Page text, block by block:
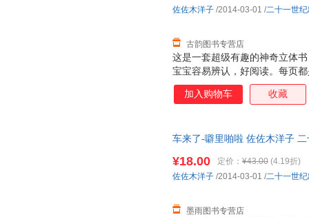
能力 2. 建立宝宝良好的行为习
这是一套超级有趣的神奇立体
宝宝容易辨认，好阅读。每页
张诱人，而且采用了一些局部
面，让人看到图画内部的东西
小插页，图案可以根据翻和不
次重复着生活场景，加强宝宝
能力 2. 建立宝宝良好的行为习
古韵图书专营店
佐佐木洋子 /2014-03-01 /二十一世
加入购物车 收藏
车来了-噼里啪啦 佐佐木洋子
¥18.00 定价： ¥43.00 (4.19折)
墨雨图书专营店
佐佐木洋子 /2014-03-01 /二十一世